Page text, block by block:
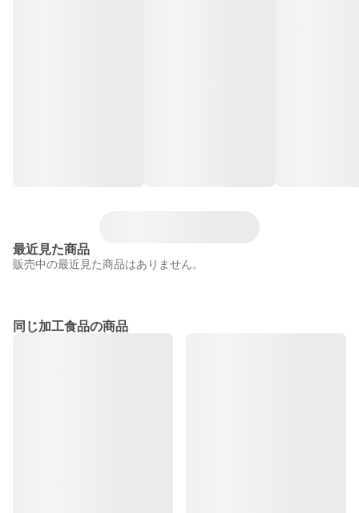
最近見た商品
販売中の最近見た商品はありません。
同じ加工食品の商品